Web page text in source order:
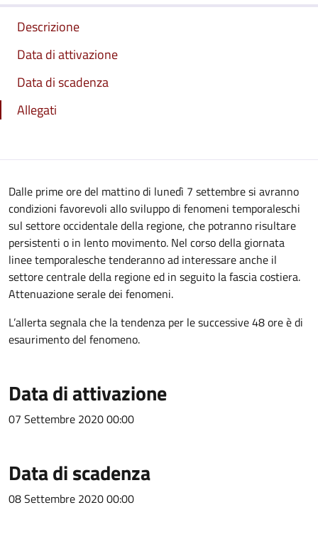
Descrizione
Data di attivazione
Data di scadenza
Allegati
Dalle prime ore del mattino di lunedì 7 settembre si avranno
condizioni favorevoli allo sviluppo di fenomeni temporaleschi
sul settore occidentale della regione, che potranno risultare
persistenti o in lento movimento. Nel corso della giornata
linee temporalesche tenderanno ad interessare anche il
settore centrale della regione ed in seguito la fascia costiera.
Attenuazione serale dei fenomeni.
L’allerta segnala che la tendenza per le successive 48 ore è di
esaurimento del fenomeno.
Data di attivazione
07 Settembre 2020 00:00
Data di scadenza
08 Settembre 2020 00:00